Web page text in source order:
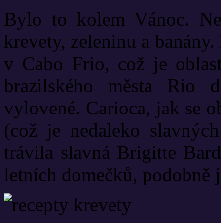
Bylo to kolem Vánoc.
krevety, zeleninu a
v Cabo Frio, což je
brazilského města Rio
vylovené. Carioca, jak se
(což je nedaleko
trávila slavná Brigitte
letních domečků,